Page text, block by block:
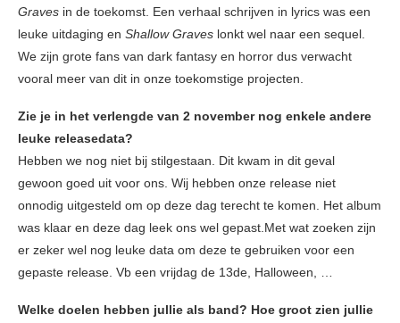
Graves in de toekomst. Een verhaal schrijven in lyrics was een
leuke uitdaging en Shallow Graves lonkt wel naar een sequel.
We zijn grote fans van dark fantasy en horror dus verwacht
vooral meer van dit in onze toekomstige projecten.
Zie je in het verlengde van 2 november nog enkele andere
leuke releasedata?
Hebben we nog niet bij stilgestaan. Dit kwam in dit geval
gewoon goed uit voor ons. Wij hebben onze release niet
onnodig uitgesteld om op deze dag terecht te komen. Het album
was klaar en deze dag leek ons wel gepast.Met wat zoeken zijn
er zeker wel nog leuke data om deze te gebruiken voor een
gepaste release. Vb een vrijdag de 13de, Halloween, …
Welke doelen hebben jullie als band? Hoe groot zien jullie